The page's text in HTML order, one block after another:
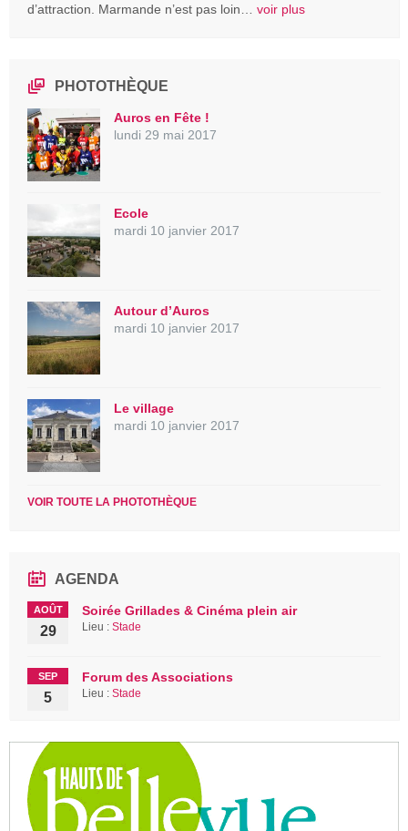
d’attraction. Marmande n’est pas loin… voir plus
PHOTOTHÈQUE
Auros en Fête !
lundi 29 mai 2017
Ecole
mardi 10 janvier 2017
Autour d’Auros
mardi 10 janvier 2017
Le village
mardi 10 janvier 2017
VOIR TOUTE LA PHOTOTHÈQUE
AGENDA
AOÛT
29
Soirée Grillades & Cinéma plein air
Lieu : Stade
SEP
5
Forum des Associations
Lieu : Stade